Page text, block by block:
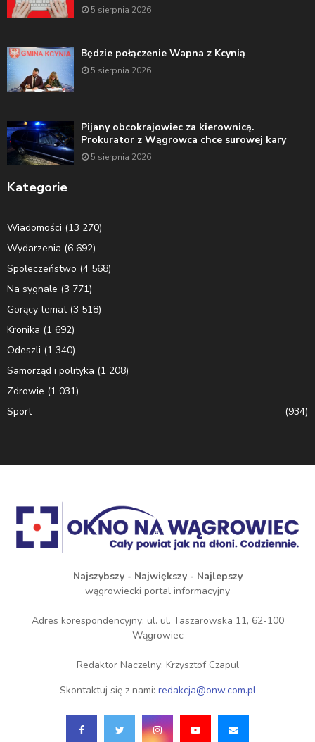
5 sierpnia 2026
Będzie połączenie Wapna z Kcynią
5 sierpnia 2026
Pijany obcokrajowiec za kierownicą.
Prokurator z Wągrowca chce surowej kary
5 sierpnia 2026
Kategorie
Wiadomości (13 270)
Wydarzenia (6 692)
Społeczeństwo (4 568)
Na sygnale (3 771)
Gorący temat(3 518)
Kronika (1 692)
Odeszli (1 340)
Samorząd i polityka (1 208)
Zdrowie (1 031)
Sport
(934)
Najszybszy - Największy - Najlepszy
wągrowiecki portal informacyjny
Adres korespondencyjny: ul. ul. Taszarowska 11, 62-100
Wągrowiec
Redaktor Naczelny: Krzysztof Czapul
Skontaktuj się z nami: redakcja@onw.com.pl